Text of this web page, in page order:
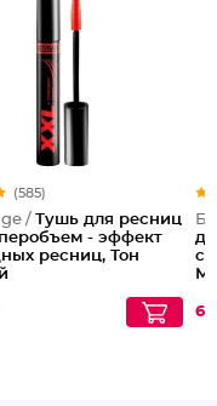
(585)
/ Тушь для ресниц
- эффект
ресниц, Тон